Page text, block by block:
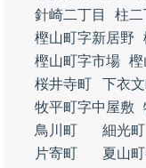
針崎二丁目
柱二
樫山町字新居野
樫山町字市場 樫
桜井寺町
下衣
牧平町字中屋敷
鳥川町
細光町
片寄町
夏山